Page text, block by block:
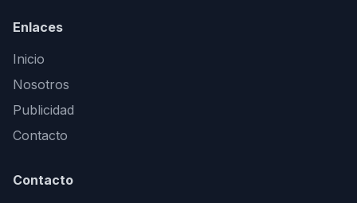
Enlaces
Inicio
Nosotros
Publicidad
Contacto
Contacto